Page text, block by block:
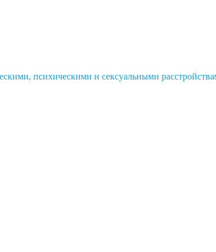
психическими и сексуальными